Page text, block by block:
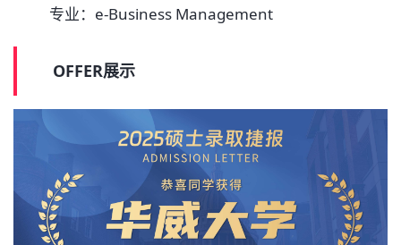
专业：e-Business Management
OFFER展示